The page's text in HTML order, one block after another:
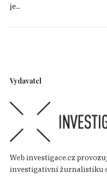
je...
Vydavatel
Web investigace.cz
investigativní žurnalistiku